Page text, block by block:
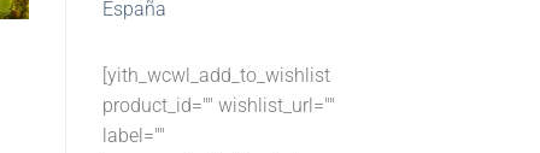
España
[yith_wcwl_add_to_wishlist
product_id="" wishlist_url=""
label=""